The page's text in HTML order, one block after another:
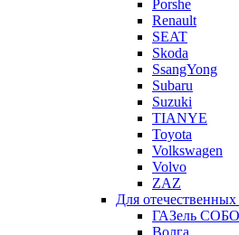
Porshe
Renault
SEAT
Skoda
SsangYong
Subaru
Suzuki
TIANYE
Toyota
Volkswagen
Volvo
ZAZ
Для
ГАЗель
Волга